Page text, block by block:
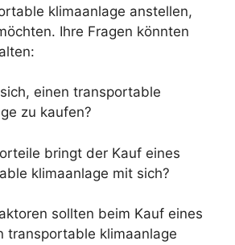
klimaanlage anstellen,
Ihre Fragen könnten
einen transportable
zu kaufen?
bringt der Kauf eines
klimaanlage mit sich?
sollten beim Kauf eines
transportable klimaanlage